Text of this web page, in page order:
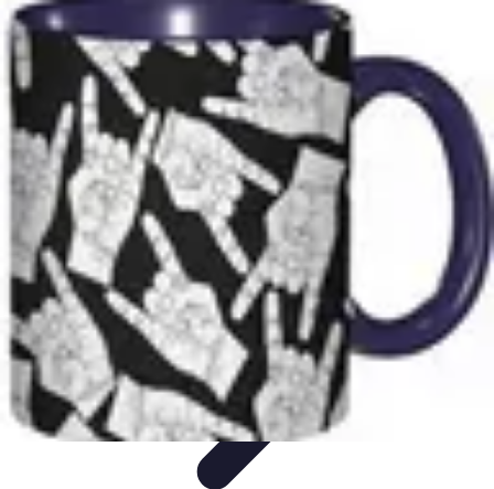
Amour et Cœurs
Relations AmoureusesRelations amoureusesSymbolique et
Rituels
Tendances Psychologie de l'Amour
Amour et Cœurs